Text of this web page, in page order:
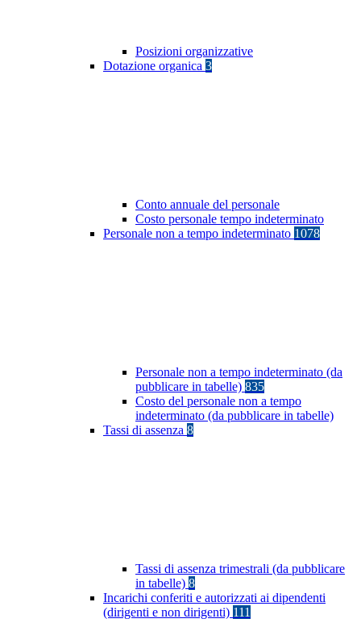
Posizioni organizzative
Dotazione organica 3
Conto annuale del personale
Costo personale tempo indeterminato
Personale non a tempo indeterminato 1078
Personale non a tempo indeterminato (da
pubblicare in tabelle) 835
Costo del personale non a tempo
indeterminato (da pubblicare in tabelle)
Tassi di assenza 8
Tassi di assenza trimestrali (da pubblicare
in tabelle) 8
Incarichi conferiti e autorizzati ai dipendenti
(dirigenti e non dirigenti) 111